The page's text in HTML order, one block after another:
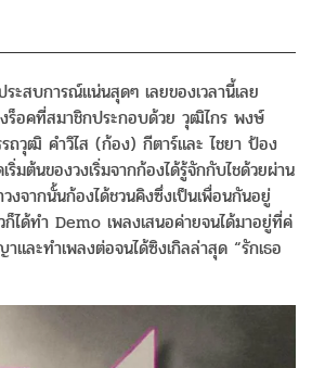
ะสบการณ์แน่นสุดๆ เลยของเวลานี้เลย
ร็อคที่สมาชิกประกอบด้วย วุฒิไกร พงษ์
ถวุฒิ คำวิไส (ก้อง) กีตาร์และ ไชยา ป้อง
มต้นของวงเริ่มจากก้องได้รู้จักกับไชด้วยผ่าน
งจากนั้นก้องได้ชวนคิงซึ่งเป็นเพื่อนกันอยู่
ได้ทำ Demo เพลงเสนอค่ายจนได้มาอยู่ที่ค่
และทำเพลงต่อจนได้ซิงเกิลล่าสุด “รักเธอ